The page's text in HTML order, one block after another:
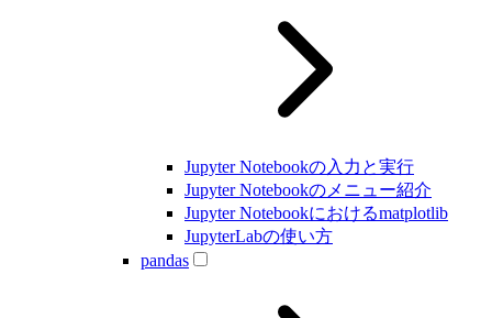
Jupyter Notebookの入力と実行
Jupyter Notebookのメニュー紹介
Jupyter Notebookにおけるmatplotlib
JupyterLabの使い方
pandas